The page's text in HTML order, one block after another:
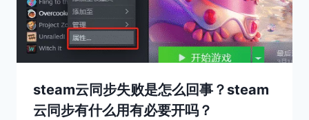
steam云同步失败是怎么回事？steam
云同步有什么用有必要开吗？